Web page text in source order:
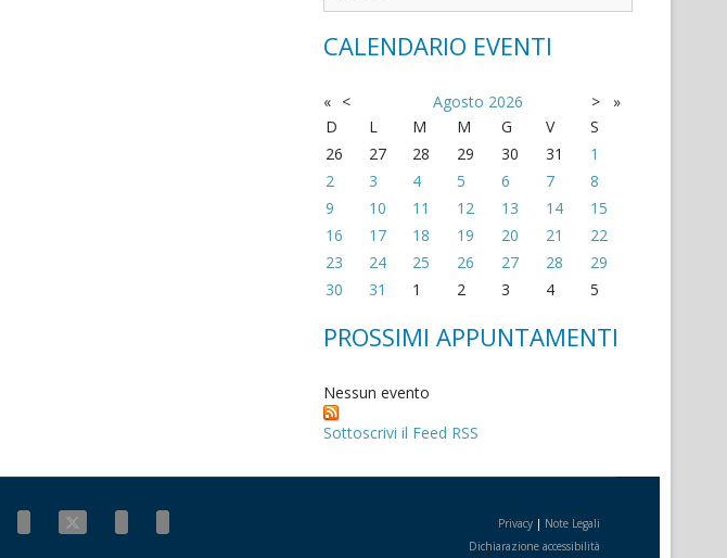
CALENDARIO EVENTI
« < Agosto 2026 >
»
D
L M M G V
S
26
27 28 29 30 31
1
2
3 4 5 6 7
8
9
10 11 12 13 14
15
16
17 18 19 20 21
22
23
24 25 26 27 28
29
30
31 1 2 3 4 5
PROSSIMI APPUNTAMENTI
Nessun evento
Sottoscrivi il Feed RSS
Privacy | Note Legali
Dichiarazione accessibilità